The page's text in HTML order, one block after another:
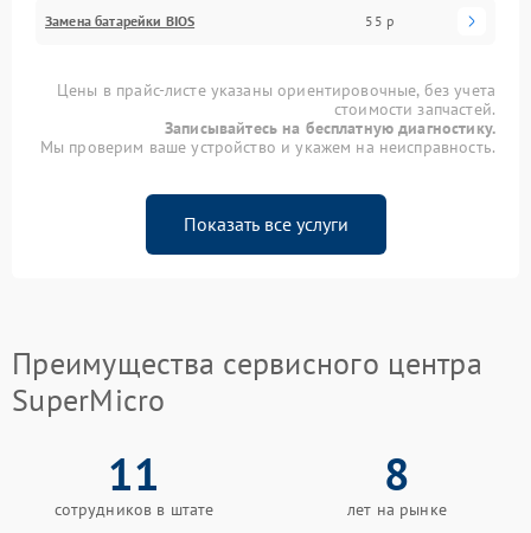
Замена батарейки BIOS 55 р
Цены в прайс-листе указаны ориентировочные, без учета
стоимости запчастей.
Записывайтесь на бесплатную диагностику.
Мы проверим ваше устройство и укажем на неисправность.
Показать все услуги
Преимущества сервисного центра
SuperMicro
11
сотрудников в штате
8
лет на рынке